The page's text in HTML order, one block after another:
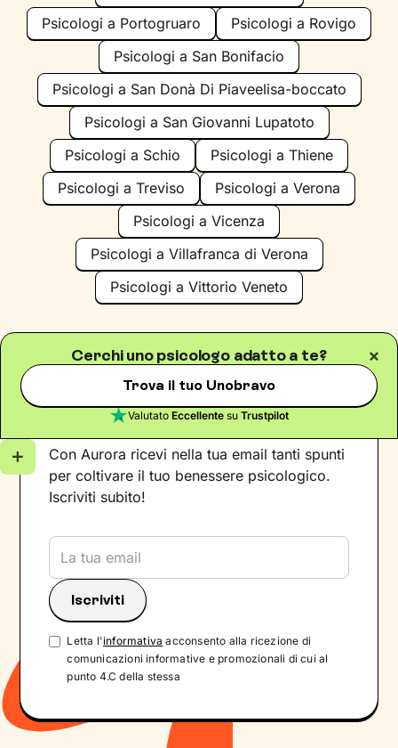
Psicologi a Portogruaro
Psicologi a Rovigo
Psicologi a San Bonifacio
Psicologi a San Donà Di Piaveelisa-boccato
Psicologi a San Giovanni Lupatoto
Psicologi a Schio
Psicologi a Thiene
Psicologi a Treviso
Psicologi a Verona
Psicologi a Vicenza
Psicologi a Villafranca di Verona
Psicologi a Vittorio Veneto
Cerchi uno psicologo adatto a te?
Trova il tuo Unobravo
Valutato Eccellentesu Trustpilot
Iscriviti alla newsletter
Con Aurora ricevi nella tua email tanti spunti
per coltivare il tuo benessere psicologico.
Iscriviti subito!
Letta l'informativa acconsento alla ricezione di
comunicazioni informative e promozionali di cui al
punto 4.C della stessa